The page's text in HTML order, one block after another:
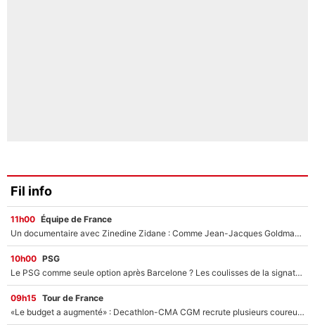
Fil info
11h00 Équipe de France
Un documentaire avec Zinedine Zidane : Comme Jean-Jacques Goldman et Mylène Farmer, le nouveau sélectionneur de l'équipe de France a recalé une journaliste très connue
10h00 PSG
Le PSG comme seule option après Barcelone ? Les coulisses de la signature historique de Lionel Messi sont révélées au grand jour !
09h15 Tour de France
«Le budget a augmenté» : Decathlon-CMA CGM recrute plusieurs coureurs pour offrir à Paul Seixas une équipe pour gagner le Tour de France 2027